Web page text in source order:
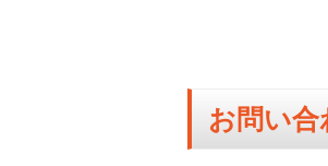
お問い